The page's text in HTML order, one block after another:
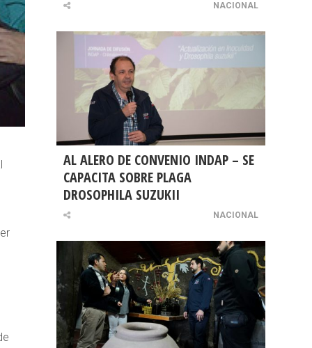
NACIONAL
AL ALERO DE CONVENIO INDAP – SE
CAPACITA SOBRE PLAGA
DROSOPHILA SUZUKII
NACIONAL